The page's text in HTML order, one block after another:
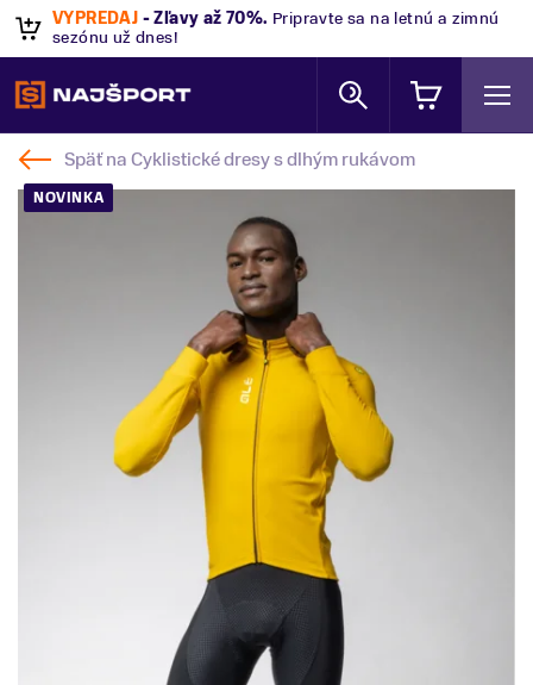
VÝPREDAJ - Zľavy až 70%. Pripravte sa na letnú a zimnú
sezónu už dnes!
Späť naCyklistické dresy s dlhým rukávom
NOVINKA